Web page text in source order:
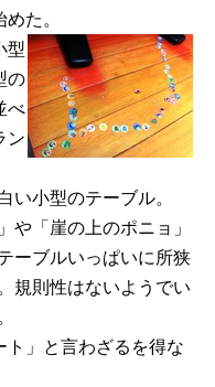
た。
型
の
べ
ン
い小型のテーブル。
や「崖の上のポニョ」
ーブルいっぱいに所狭
規則性はないようでい
ト」と言わざるを得な